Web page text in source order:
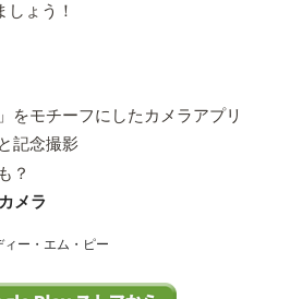
ょう！
をモチーフにしたカメラアプリ
記念撮影
？
メラ
ィー・エム・ピー